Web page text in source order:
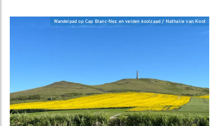
Wandelpad op Cap Blanc-Nez en velden koolzaad / Nathalie van Koot